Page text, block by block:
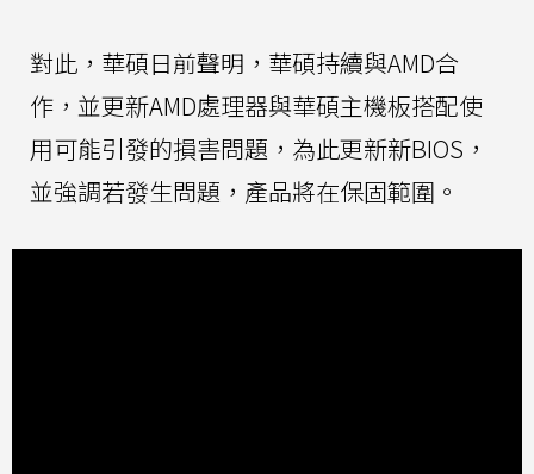
對此，華碩日前聲明，華碩持續與AMD合
作，並更新AMD處理器與華碩主機板搭配使
用可能引發的損害問題，為此更新新BIOS，
並強調若發生問題，產品將在保固範圍。